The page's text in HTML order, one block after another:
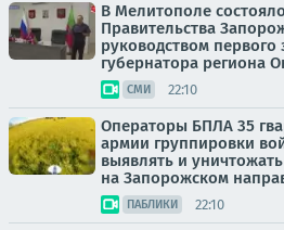
В Мелитополе
Правительства
руководством первого
губернатора региона
СМИ 22:10
Операторы БПЛА 35
армии группировки
выявлять и
на Запорожском
ПАБЛИКИ 22:10